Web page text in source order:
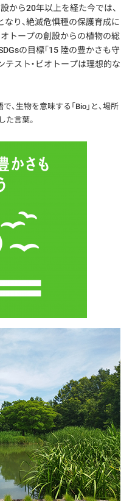
から20年以上を経た今では、
り、絶滅危惧種の保護育成に
トープの創設からの植物の総
の目標「15 陸の豊かさも守
テスト・ビオトープは理想的な
、生物を意味する「Bio」と、場所
た言葉。